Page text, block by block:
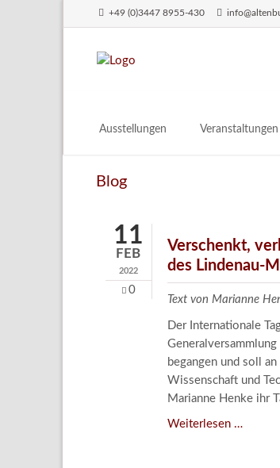
+49 (0)3447 8955-430
Ausstellungen
Aktuell
Veranstaltungen
Blog
11
FEB
2022
0
Verschenkt,
des Lindenau-
Text von Marianne
Der Internationale
begangen und soll
Wissenschaft und
Marianne Henke ihr
Weiterlesen …